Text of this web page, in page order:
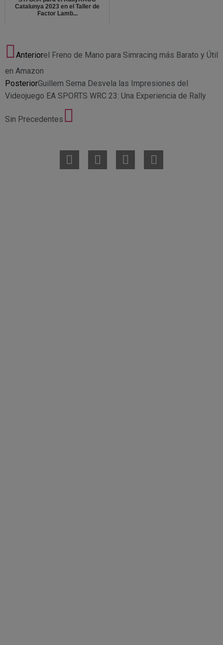
Catalunya 2023 en el Taller de
Factor Lamb...
Anteriorel Freno de Mano para Simracing más Barato y Útil
en Amazon
PosteriorGuillem Serna Desvela las Impresiones del
Videojuego EA SPORTS WRC 23: Una Experiencia de Rally
Sin Precedentes